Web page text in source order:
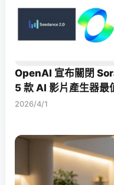
OpenAI 宣布關閉
5 款 AI 影片產生器最
2026/4/1